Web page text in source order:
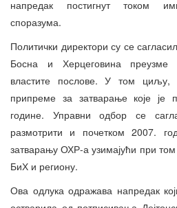
напредак постигнут током
споразума.
Политички директори су се
Босна и Херцеговина преузме
властите послове. У том
припреме за затварање које је
године. Управни одбор се
размотрити и почетком 2007.
затварању ОХР-а узимајући при том
БиХ и региону.
Ова одлука одражава напредак